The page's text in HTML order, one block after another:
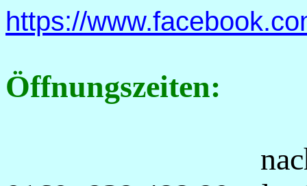
https://
Öffnungszeiten: